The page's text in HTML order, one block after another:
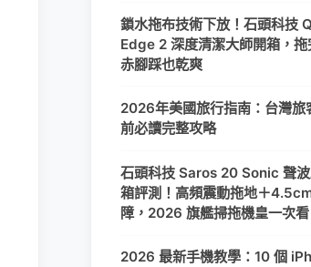
鎖水拖布技術下放！石頭科技
Edge 2 深度清潔大師開箱，拖
赤腳踩也乾爽
2026年美國旅行指南：台灣旅
前必讀完整攻略
石頭科技 Saros 20 Sonic 聲
箱評測！高頻震動拖地＋
障，2026 旗艦掃拖機皇一次看
2026 最新手機教學：10 個